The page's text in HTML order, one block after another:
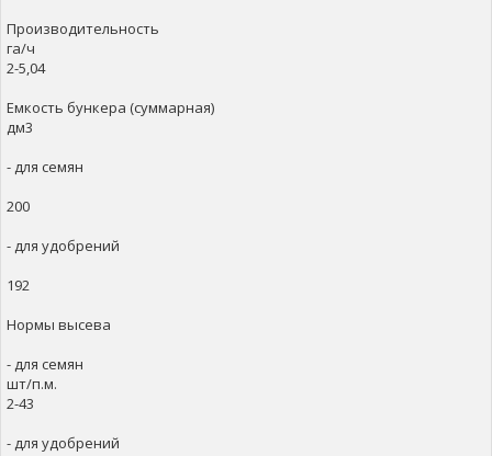
Производительность
га/ч
2-5,04
Емкость бункера (суммарная)
дм3
- для семян
200
- для удобрений
192
Нормы высева
- для семян
шт/п.м.
2-43
- для удобрений